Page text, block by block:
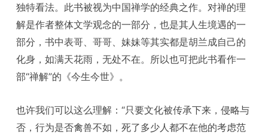
独特看法。此书被视为中国禅学的经典之作。对禅的理
解是作者整体文学观念的一部分，也是其人生境遇的一
部分，书中表哥、哥哥、妹妹等其实都是胡兰成自己的
化身，如满天花雨，无处不在。所以也可把此书看作一
部“禅解”的《今生今世》。
也许我们可以这么理解：“只要文化被传承下来，侵略与
否，行为是否禽兽不如，死了多少人都不在他的考虑范